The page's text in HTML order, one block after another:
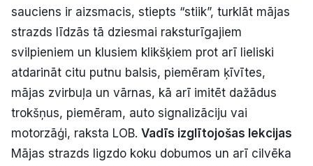
sauciens ir aizsmacis, stiepts “stiik”, turklāt mājas
strazds līdzās tā dziesmai raksturīgajiem
svilpieniem un klusiem klikšķiem prot arī lieliski
atdarināt citu putnu balsis, piemēram ķīvītes,
mājas zvirbuļa un vārnas, kā arī imitēt dažādus
trokšņus, piemēram, auto signalizāciju vai
motorzāģi, raksta LOB. Vadīs izglītojošas lekcijas
Mājas strazds ligzdo koku dobumos un arī cilvēka